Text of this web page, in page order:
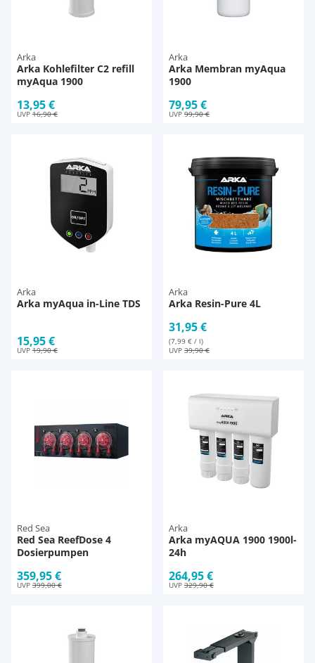
Arka
Arka Kohlefilter C2 refill
myAqua 1900
13,95 €
UVP 16,90 €
Arka
Arka Membran myAqua
1900
79,95 €
UVP 99,90 €
Arka
Arka myAqua in-Line TDS
15,95 €
UVP 19,90 €
Arka
Arka Resin-Pure 4L
31,95 €
(7,99 € / l)
UVP 39,90 €
Red Sea
Red Sea ReefDose 4
Dosierpumpen
359,95 €
UVP 399,00 €
Arka
Arka myAQUA 1900 1900l-
24h
264,95 €
UVP 329,90 €